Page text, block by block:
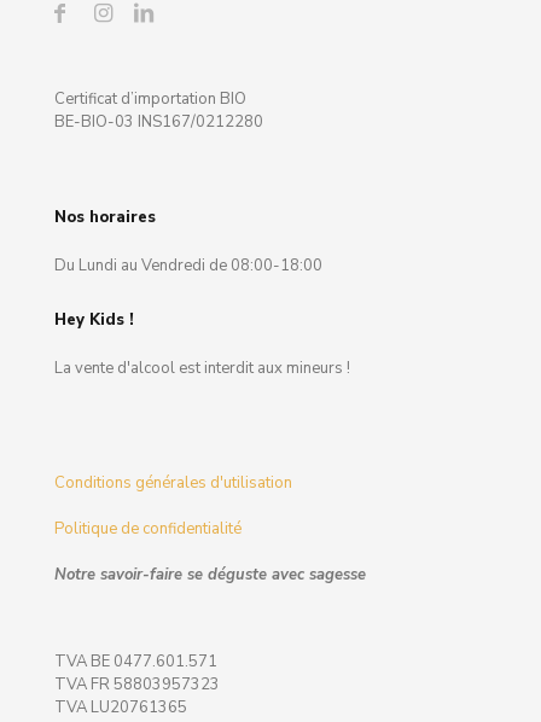
Certificat d’importation BIO
BE-BIO-03 INS167/0212280
Nos horaires
Du Lundi au Vendredi de 08:00-18:00
Hey Kids !
La vente d'alcool est interdit aux mineurs !
Conditions générales d'utilisation
Politique de confidentialité
Notre savoir-faire se déguste avec sagesse
TVA BE 0477.601.571
TVA FR 58803957323
TVA LU20761365